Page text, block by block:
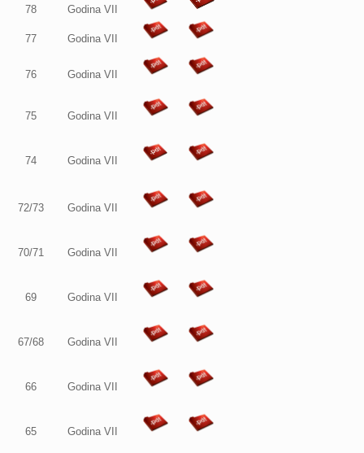
78 Godina VII
77 Godina VII
76 Godina VII
75 Godina VII
74 Godina VII
72/73 Godina VII
70/71 Godina VII
69 Godina VII
67/68 Godina VII
66 Godina VII
65 Godina VII